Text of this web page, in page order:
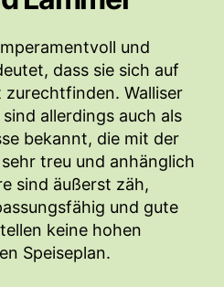
und
dass sie sich auf
zurechtfinden. Walliser
allerdings auch als
bekannt, die mit der
treu und anhänglich
sind äußerst zäh,
und gute
keine hohen
Speiseplan.